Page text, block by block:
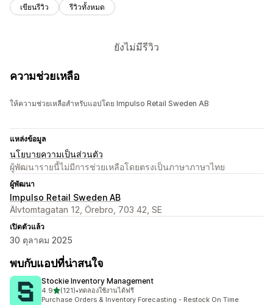
เขียนรีวิว รีวิวทั้งหมด
ยังไม่มีรีวิว
ความช่วยเหลือ
ให้ความช่วยเหลือสำหรับแอปโดย Impulso Retail Sweden AB
แหล่งข้อมูล
นโยบายความเป็นส่วนตัว
ผู้พัฒนารายนี้ไม่มีการช่วยเหลือโดยตรงเป็นภาษาภาษาไทย
ผู้พัฒนา
Impulso Retail Sweden AB
Älvtomtagatan 12, Örebro, 703 42, SE
เปิดตัวแล้ว
30 ตุลาคม 2025
พบกับแอปที่น่าสนใจ
Stockie Inventory Management
4.9เต็ม 5 ดาว
(121)
ทั้งหมด 121 รีวิว
•ทดลองใช้งานได้ฟรี
Purchase Orders & Inventory Forecasting - Restock On Time